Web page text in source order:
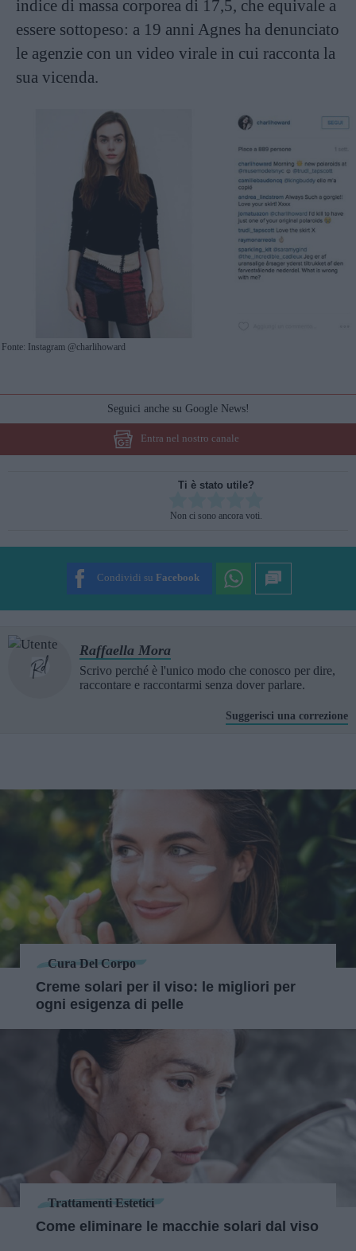
indice di massa corporea di 17,5, che equivale a
essere sottopeso: a 19 anni Agnes ha denunciato
le agenzie con un video virale in cui racconta la
sua vicenda.
Fonte: Instagram @charlihoward
Seguici anche su Google News!
Entra nel nostro canale
Ti è stato utile?
Non ci sono ancora voti.
Condividi su Facebook
Raffaella Mora
Scrivo perché è l'unico modo che conosco per dire,
raccontare e raccontarmi senza dover parlare.
Suggerisci una correzione
Cura Del Corpo
Creme solari per il viso: le migliori per
ogni esigenza di pelle
Trattamenti Estetici
Come eliminare le macchie solari dal viso